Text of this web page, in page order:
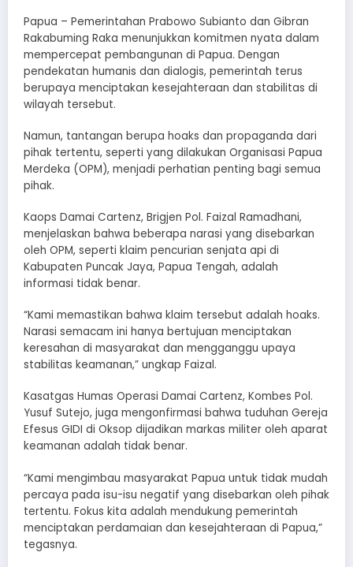
Papua – Pemerintahan Prabowo Subianto dan Gibran
Rakabuming Raka menunjukkan komitmen nyata dalam
mempercepat pembangunan di Papua. Dengan
pendekatan humanis dan dialogis, pemerintah terus
berupaya menciptakan kesejahteraan dan stabilitas di
wilayah tersebut.
Namun, tantangan berupa hoaks dan propaganda dari
pihak tertentu, seperti yang dilakukan Organisasi Papua
Merdeka (OPM), menjadi perhatian penting bagi semua
pihak.
Kaops Damai Cartenz, Brigjen Pol. Faizal Ramadhani,
menjelaskan bahwa beberapa narasi yang disebarkan
oleh OPM, seperti klaim pencurian senjata api di
Kabupaten Puncak Jaya, Papua Tengah, adalah
informasi tidak benar.
“Kami memastikan bahwa klaim tersebut adalah hoaks.
Narasi semacam ini hanya bertujuan menciptakan
keresahan di masyarakat dan mengganggu upaya
stabilitas keamanan,” ungkap Faizal.
Kasatgas Humas Operasi Damai Cartenz, Kombes Pol.
Yusuf Sutejo, juga mengonfirmasi bahwa tuduhan Gereja
Efesus GIDI di Oksop dijadikan markas militer oleh aparat
keamanan adalah tidak benar.
“Kami mengimbau masyarakat Papua untuk tidak mudah
percaya pada isu-isu negatif yang disebarkan oleh pihak
tertentu. Fokus kita adalah mendukung pemerintah
menciptakan perdamaian dan kesejahteraan di Papua,”
tegasnya.